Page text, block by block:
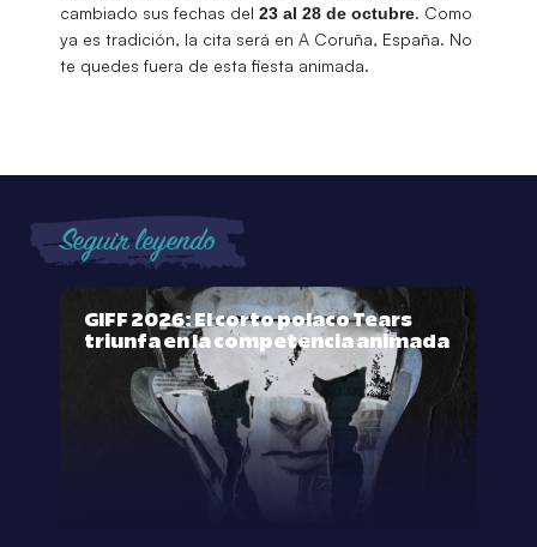
cambiado sus fechas del 23 al 28 de octubre. Como
ya es tradición, la cita será en A Coruña, España. No
te quedes fuera de esta fiesta animada.
Seguir leyendo
GIFF 2026: El corto polaco Tears
triunfa en la competencia animada